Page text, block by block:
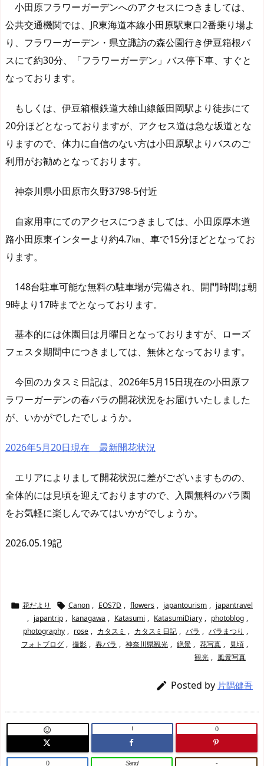
小田原フラワーガーデンへのアクセスにつきましては、
公共交通機関では、JR東海道本線小田原駅東口2番乗り場よ
り、フラワーガーデン・県立諏訪の森公園行き伊豆箱根バ
スにて約30分、「フラワーガーデン」バス停下車、すぐと
なっております。
もしくは、伊豆箱根鉄道大雄山線飯田岡駅より徒歩にて
20分ほどとなっておりますが、アクセス道は急な坂道とな
りますので、体力に自信のない方は小田原駅よりバスのご
利用がお勧めとなっております。
神奈川県小田原市久野3798-5付近
自家用車にてのアクセスにつきましては、小田原厚木道
路小田原東インターより約4.7㎞、車で15分ほどとなってお
ります。
148台駐車可能な無料の駐車場が完備され、開門時間は朝
9時より17時までとなっております。
基本的には休園日は月曜日となっておりますが、ローズ
フェスタ期間中につきましては、無休となっております。
今回のカタスミ日記は、2026年5月15日現在の小田原フ
ラワーガーデンの春バラの開花状況をお届けいたしました
が、いかがでしたでしょうか。
2026年5月20日現在 最新開花状況
エリアによりまして開花状況に差がございますものの、
全体的には見頃を迎えておりますので、入園無料のバラ園
をお気軽に楽しんでみてはいかがでしょうか。
2026.05.19記
 花だより  Canon , EOS7D , flowers , japantourism , japantravel
, japantrip , kanagawa , Katasumi , KatasumiDiary , photoblog ,
photography , rose , カタスミ , カタスミ日記 , バラ , バラまつり ,
フォトブログ , 撮影 , 春バラ , 神奈川県観光 , 絶景 , 花写真 , 見頃 ,
観光 , 風景写真
 Posted by 片隅健吾
 ! 0
0 Send -